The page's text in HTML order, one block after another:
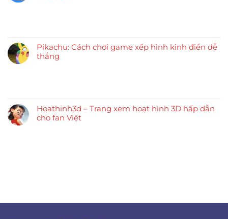
Pikachu: Cách chơi game xếp hình kinh điển dễ
thắng
Hoathinh3d – Trang xem hoạt hình 3D hấp dẫn
cho fan Việt